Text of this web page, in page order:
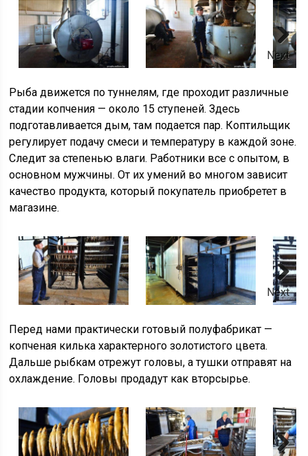
Next
Рыба движется по туннелям, где проходит различные
стадии копчения — около 15 ступеней. Здесь
подготавливается дым, там подается пар. Коптильщик
регулирует подачу смеси и температуру в каждой зоне.
Следит за степенью влаги. Работники все с опытом, в
основном мужчины. От их умений во многом зависит
качество продукта, который покупатель приобретет в
магазине.
Next
Перед нами практически готовый полуфабрикат —
копченая килька характерного золотистого цвета.
Дальше рыбкам отрежут головы, а тушки отправят на
охлаждение. Головы продадут как вторсырье.